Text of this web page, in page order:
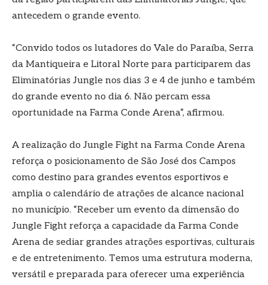
antecedem o grande evento.
“Convido todos os lutadores do Vale do Paraíba, Serra
da Mantiqueira e Litoral Norte para participarem das
Eliminatórias Jungle nos dias 3 e 4 de junho e também
do grande evento no dia 6. Não percam essa
oportunidade na Farma Conde Arena”, afirmou.
A realização do Jungle Fight na Farma Conde Arena
reforça o posicionamento de São José dos Campos
como destino para grandes eventos esportivos e
amplia o calendário de atrações de alcance nacional
no município. “Receber um evento da dimensão do
Jungle Fight reforça a capacidade da Farma Conde
Arena de sediar grandes atrações esportivas, culturais
e de entretenimento. Temos uma estrutura moderna,
versátil e preparada para oferecer uma experiência